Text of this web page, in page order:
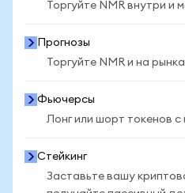
Торгуйте NMR внутри и
Прогнозы
Торгуйте NMR и на
Фьючерсы
Лонг или шорт токенов с
Стейкинг
Заставьте вашу